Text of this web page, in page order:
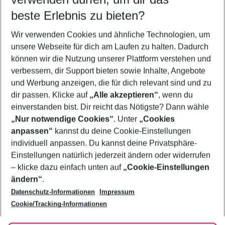
5-8 Nächte
2 Erwachsene Keine Kinder
Mehr Filter anzeigen
Footer
Footer navigation
Über uns
AGB
Bestpreisgarantie
Cookie-Einstellungen ändern
Cookie-Richtlinie
Agenturbetreuung
Barrierefreies Reisen
Folge uns
beste Erlebnis zu bieten?
Wir verwenden Cookies und ähnliche Technologien, um
unsere Webseite für dich am Laufen zu halten. Dadurch
können wir die Nutzung unserer Plattform verstehen und
verbessern, dir Support bieten sowie Inhalte, Angebote
und Werbung anzeigen, die für dich relevant sind und zu
dir passen. Klicke auf „Alle akzeptieren“, wenn du
einverstanden bist. Dir reicht das Nötigste? Dann wähle
„Nur notwendige Cookies“. Unter „Cookies
anpassen“ kannst du deine Cookie-Einstellungen
individuell anpassen. Du kannst deine Privatsphäre-
Einstellungen natürlich jederzeit ändern oder widerrufen
– klicke dazu einfach unten auf „Cookie-Einstellungen
ändern“.
Datenschutz-Informationen
Impressum
Cookie/Tracking-Informationen